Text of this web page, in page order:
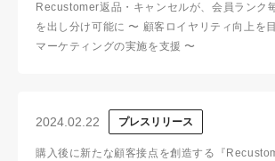
Recustomer返品・キャンセルが、会員ランク
を出し分け可能に 〜 顧客ロイヤリティ向上を
マーケティングの実施を支援 〜
2024.02.22 プレスリリース
購入後に新たな顧客接点を創造する『